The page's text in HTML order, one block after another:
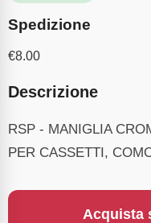
Spedizione
€8.00
Descrizione
RSP - MANIGLIA
PER CASSETTI,
Acquista